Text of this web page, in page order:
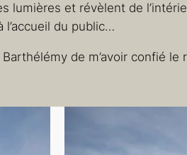
lumières et révèlent de
l’accueil du public…
de m’avoir confié